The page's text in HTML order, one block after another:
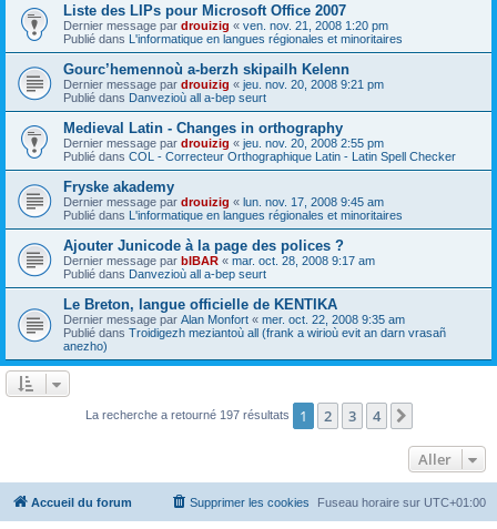
Liste des LIPs pour Microsoft Office 2007
Dernier message par drouizig « ven. nov. 21, 2008 1:20 pm
Publié dans L'informatique en langues régionales et minoritaires
Gourc’hemennoù a-berzh skipailh Kelenn
Dernier message par drouizig « jeu. nov. 20, 2008 9:21 pm
Publié dans Danvezioù all a-bep seurt
Medieval Latin - Changes in orthography
Dernier message par drouizig « jeu. nov. 20, 2008 2:55 pm
Publié dans COL - Correcteur Orthographique Latin - Latin Spell Checker
Fryske akademy
Dernier message par drouizig « lun. nov. 17, 2008 9:45 am
Publié dans L'informatique en langues régionales et minoritaires
Ajouter Junicode à la page des polices ?
Dernier message par bIBAR « mar. oct. 28, 2008 9:17 am
Publié dans Danvezioù all a-bep seurt
Le Breton, langue officielle de KENTIKA
Dernier message par Alan Monfort « mer. oct. 22, 2008 9:35 am
Publié dans Troidigezh meziantoù all (frank a wirioù evit an darn vrasañ
anezho)
La recherche a retourné 197 résultats 1 2 3 4
Aller
Accueil du forum Fuseau horaire sur UTC+01:00
Supprimer les cookies